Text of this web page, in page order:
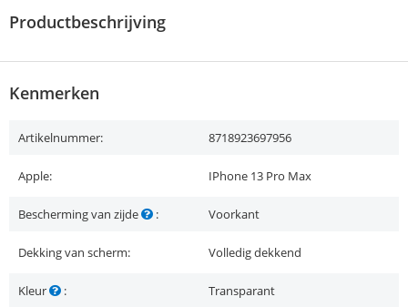
Productbeschrijving
Kenmerken
Artikelnummer: 8718923697956
Apple: IPhone 13 Pro Max
Bescherming van zijde : Voorkant
Dekking van scherm: Volledig dekkend
Kleur : Transparant